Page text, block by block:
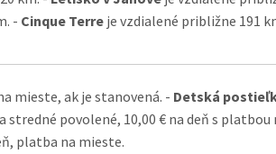
- Cinque Terre je vzdialené približne 191
mieste, ak je stanovená. - Detská
stredné povolené, 10,00 € na deň s platbou
platba na mieste.